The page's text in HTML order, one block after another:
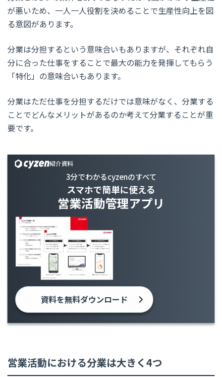
が悪いため、一人一人役割を決めることで生産性向上を図
る意図があります。
分業は分担するという意味合いもありますが、それぞれ自
分に合った仕事をすることで最大の能力を発揮してもらう
「特化」の意味合いもあります。
分業はただ仕事を分担するだけでは意味がなく、分業する
ことでどんなメリットがあるのか考えて分業することが重
要です。
紹介資料
3分でわかるcyzenのすべて
スマホで簡単に使える
営業活動管理アプリ
資料を無料ダウンロード
営業活動における分業は大きく4つ